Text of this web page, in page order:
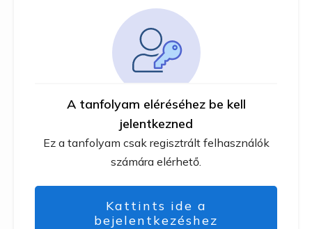
A tanfolyam eléréséhez be kell
jelentkezned
Ez a tanfolyam csak regisztrált felhasználók
számára elérhető.
Kattints ide a
bejelentkezéshez